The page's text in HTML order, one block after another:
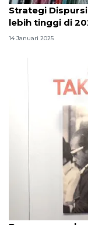
Strategi
lebih tinggi di
14 Januari 2025